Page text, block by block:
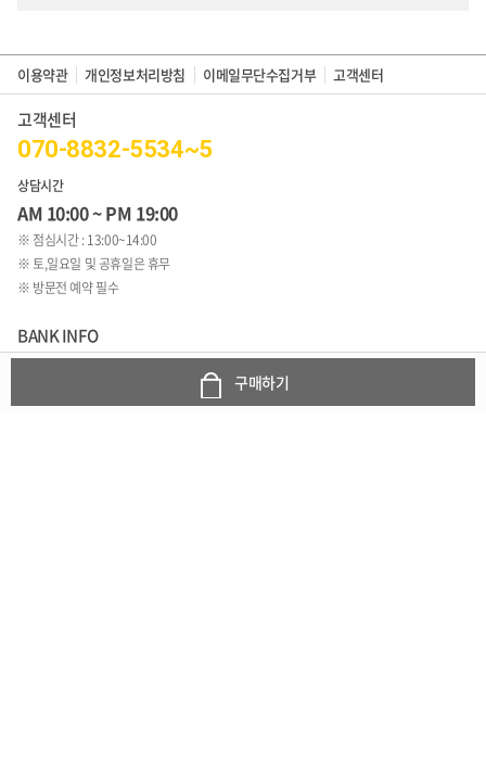
구매하기
이용약관 개인정보처리방침 이메일무단수집거부 고객센터
고객센터
070-8832-5534~5
상담시간
AM 10:00 ~ PM 19:00
※ 점심시간 : 13:00~14:00
※ 토,일요일 및 공휴일은 휴무
※ 방문전 예약 필수
BANK INFO
349401-04-277713
예금주 : 이지연(로코망고)